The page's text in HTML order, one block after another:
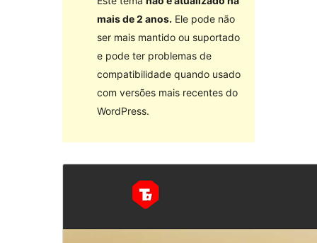
mais de 2 anos. Ele pode não
ser mais mantido ou suportado
e pode ter problemas de
compatibilidade quando usado
com versões mais recentes do
WordPress.